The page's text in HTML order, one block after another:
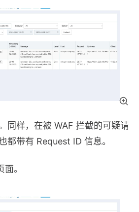
同样，在被 WAF 拦截的可疑请
都带有 Request ID 信息。
。